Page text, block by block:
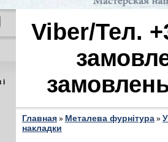
Viber/Тел.
Главная » Металева фурнітура »
накладки